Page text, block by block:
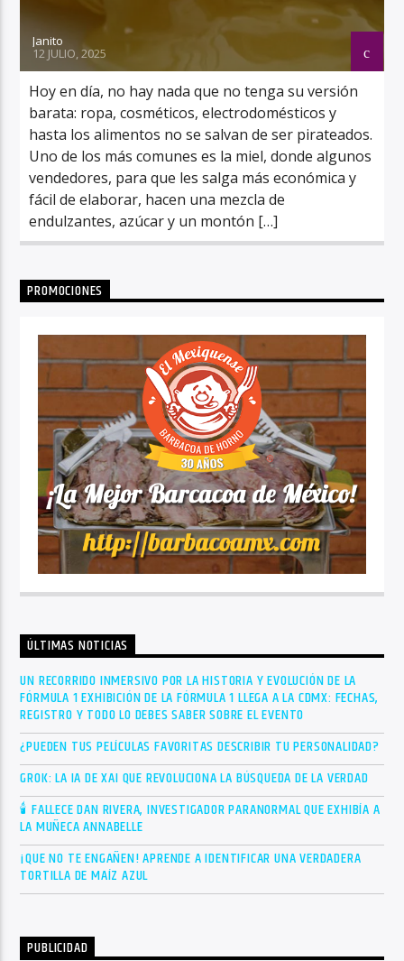
Janito
12 JULIO, 2025
Hoy en día, no hay nada que no tenga su versión
barata: ropa, cosméticos, electrodomésticos y
hasta los alimentos no se salvan de ser pirateados.
Uno de los más comunes es la miel, donde algunos
vendedores, para que les salga más económica y
fácil de elaborar, hacen una mezcla de
endulzantes, azúcar y un montón […]
PROMOCIONES
ÚLTIMAS NOTICIAS
UN RECORRIDO INMERSIVO POR LA HISTORIA Y EVOLUCIÓN DE LA
FÓRMULA 1 EXHIBICIÓN DE LA FÓRMULA 1 LLEGA A LA CDMX: FECHAS,
REGISTRO Y TODO LO DEBES SABER SOBRE EL EVENTO
¿PUEDEN TUS PELÍCULAS FAVORITAS DESCRIBIR TU PERSONALIDAD?
GROK: LA IA DE XAI QUE REVOLUCIONA LA BÚSQUEDA DE LA VERDAD
🕯 FALLECE DAN RIVERA, INVESTIGADOR PARANORMAL QUE EXHIBÍA A
LA MUÑECA ANNABELLE
¡QUE NO TE ENGAÑEN! APRENDE A IDENTIFICAR UNA VERDADERA
TORTILLA DE MAÍZ AZUL
PUBLICIDAD